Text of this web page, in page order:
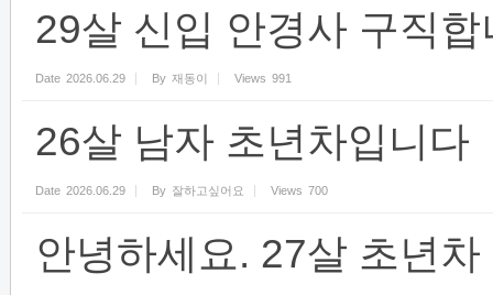
29살 신입 안경사 구직합
Date 2026.06.29 By 재동이 Views 991
26살 남자 초년차입니다
Date 2026.06.29 By 잘하고싶어요 Views 700
안녕하세요. 27살 초년